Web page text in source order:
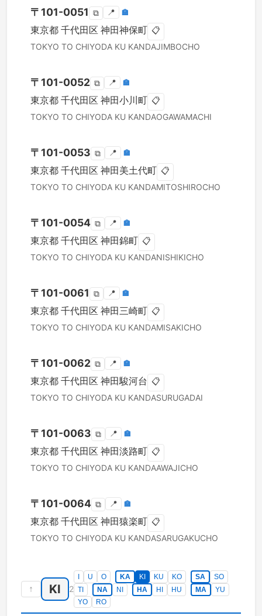
〒 101-0051 ⧉ 📍 🏣
東京都 千代田区 神田神保町 📋
TOKYO TO CHIYODA KU KANDAJIMBOCHO
〒 101-0052 ⧉ 📍 🏣
東京都 千代田区 神田小川町 📋
TOKYO TO CHIYODA KU KANDAOGAWAMACHI
〒 101-0053 ⧉ 📍 🏣
東京都 千代田区 神田美土代町 📋
TOKYO TO CHIYODA KU KANDAMITOSHIROCHO
〒 101-0054 ⧉ 📍 🏣
東京都 千代田区 神田錦町 📋
TOKYO TO CHIYODA KU KANDANISHIKICHO
〒 101-0061 ⧉ 📍 🏣
東京都 千代田区 神田三崎町 📋
TOKYO TO CHIYODA KU KANDAMISAKICHO
〒 101-0062 ⧉ 📍 🏣
東京都 千代田区 神田駿河台 📋
TOKYO TO CHIYODA KU KANDASURUGADAI
〒 101-0063 ⧉ 📍 🏣
東京都 千代田区 神田淡路町 📋
TOKYO TO CHIYODA KU KANDAAWAJICHO
〒 101-0064 ⧉ 📍 🏣
東京都 千代田区 神田猿楽町 📋
TOKYO TO CHIYODA KU KANDASARUGAKUCHO
↑ KI 2
U O KA KI KU KO SA
SO
TI
NA NI HA HI HU MA
YU
YO
RO